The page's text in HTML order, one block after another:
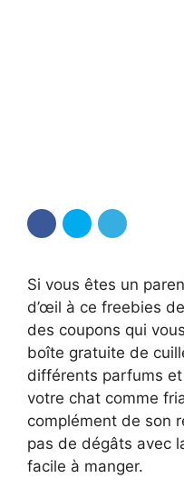
Si vous êtes un
d’œil à ce freebies
des coupons qui
boîte gratuite de
différents parfums
votre chat comme
complément de son
pas de dégâts avec
facile à manger.